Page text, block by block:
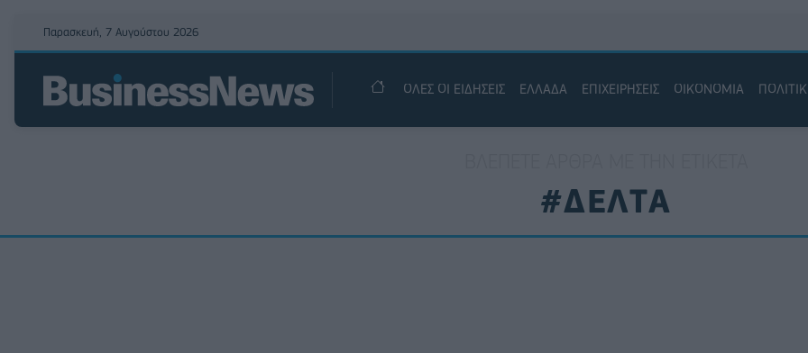
Παρασκευή, 7 Αυγούστου 2026
ΟΛΕΣ ΟΙ ΕΙΔΗΣΕΙΣ ΕΛΛΑΔΑ ΕΠΙΧΕΙΡΗΣΕΙΣ ΟΙΚΟΝΟΜΙΑ
#ΔΕΛΤΑ